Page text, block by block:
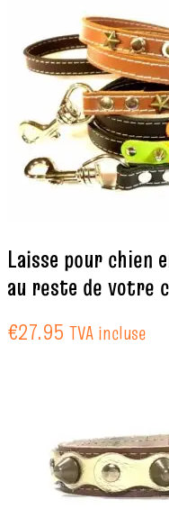
Laisse pour chien
au reste de votre
€27.95 TVA incluse